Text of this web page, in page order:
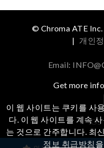
© Chroma ATE Inc.
| 개인
Email:
Get more
iOS
이 웹 사이트는 쿠키를 사
다. 이 웹 사이트를 계속
는 것으로 간주합니다. 최
정보 취급방침